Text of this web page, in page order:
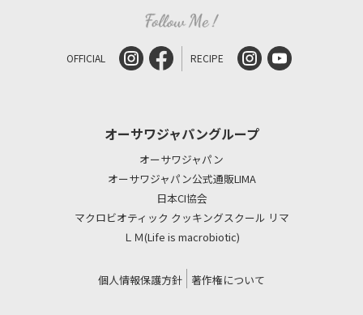
OFFICIAL RECIPE
オーサワジャパングループ
オーサワジャパン
オーサワジャパン公式通販LIMA
日本CI協会
マクロビオティック クッキングスクール リマ
ＬＭ(Life is macrobiotic)
個人情報保護方針 著作権について